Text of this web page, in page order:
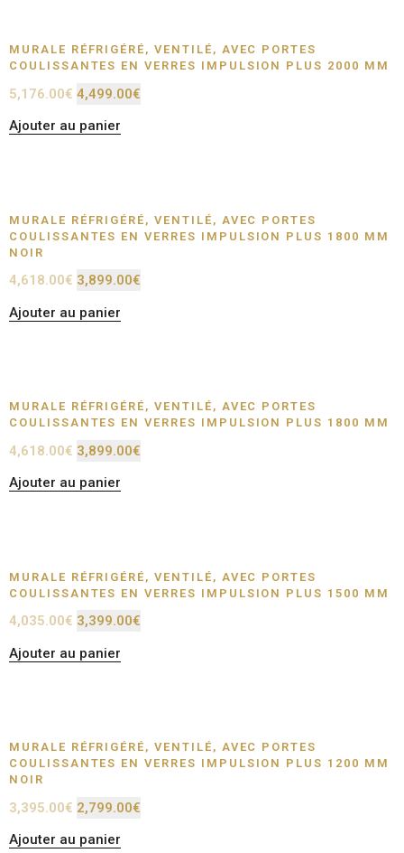
MURALE RÉFRIGÉRÉ, VENTILÉ, AVEC PORTES
COULISSANTES EN VERRES IMPULSION PLUS 2000 MM
5,176.00€ 4,499.00€
Ajouter au panier
MURALE RÉFRIGÉRÉ, VENTILÉ, AVEC PORTES
COULISSANTES EN VERRES IMPULSION PLUS 1800 MM
NOIR
4,618.00€ 3,899.00€
Ajouter au panier
MURALE RÉFRIGÉRÉ, VENTILÉ, AVEC PORTES
COULISSANTES EN VERRES IMPULSION PLUS 1800 MM
4,618.00€ 3,899.00€
Ajouter au panier
MURALE RÉFRIGÉRÉ, VENTILÉ, AVEC PORTES
COULISSANTES EN VERRES IMPULSION PLUS 1500 MM
4,035.00€ 3,399.00€
Ajouter au panier
MURALE RÉFRIGÉRÉ, VENTILÉ, AVEC PORTES
COULISSANTES EN VERRES IMPULSION PLUS 1200 MM
NOIR
3,395.00€ 2,799.00€
Ajouter au panier